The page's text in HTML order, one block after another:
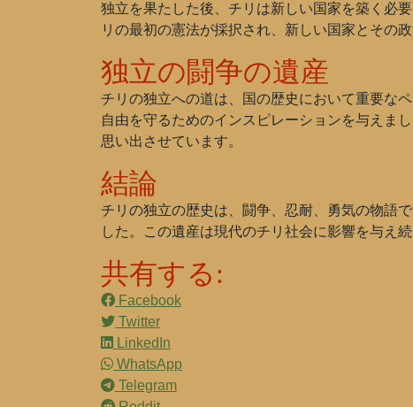
独立を果たした後、チリは新しい国家を築く必
リの最初の憲法が採択され、新しい国家とその
独立の闘争の遺産
チリの独立への道は、国の歴史において重要な
自由を守るためのインスピレーションを与えま
思い出させています。
結論
チリの独立の歴史は、闘争、忍耐、勇気の物語
した。この遺産は現代のチリ社会に影響を与え
共有する:
Facebook
Twitter
LinkedIn
WhatsApp
Telegram